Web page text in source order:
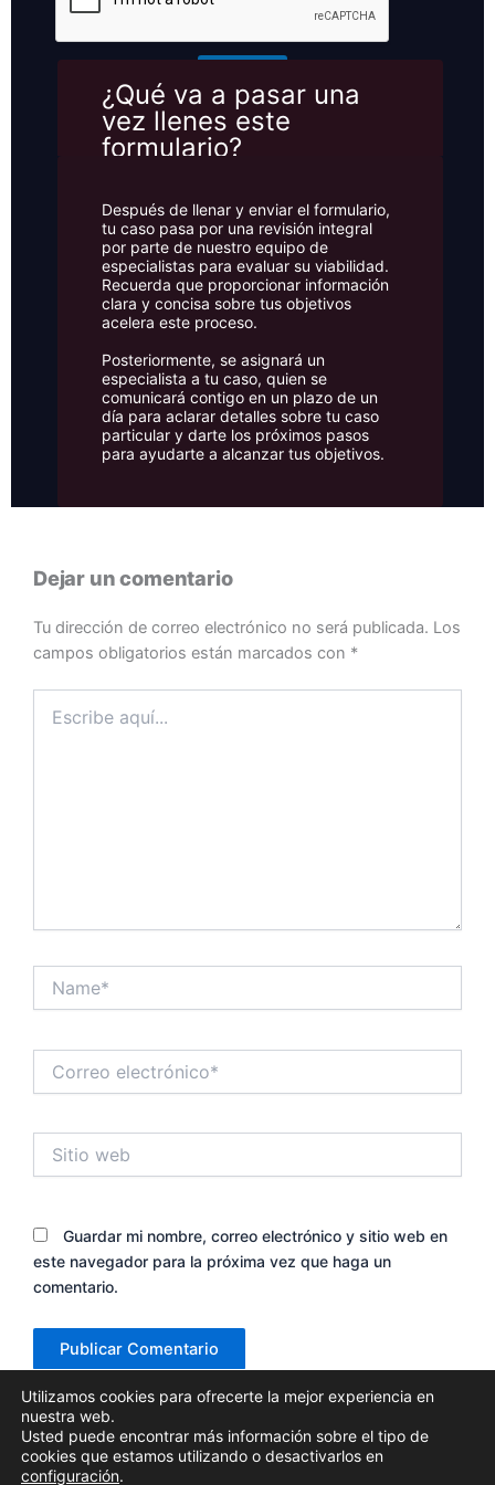
M
e
e
¿Qué va a pasar una
vez llenes este
formulario?
Después de llenar y enviar el formulario,
tu caso pasa por una revisión integral
por parte de nuestro equipo de
especialistas para evaluar su viabilidad.
Recuerda que proporcionar información
clara y concisa sobre tus objetivos
acelera este proceso.
Posteriormente, se asignará un
especialista a tu caso, quien se
comunicará contigo en un plazo de un
día para aclarar detalles sobre tu caso
particular y darte los próximos pasos
para ayudarte a alcanzar tus objetivos.
Dejar un comentario
Tu dirección de correo electrónico no será publicada. Los
campos obligatorios están marcados con *
aquí...
electrónico*
web
Guardar mi nombre, correo electrónico y sitio web en
este navegador para la próxima vez que haga un
comentario.
Utilizamos cookies para ofrecerte la mejor experiencia en
nuestra web.
Usted puede encontrar más información sobre el tipo de
cookies que estamos utilizando o desactivarlos en
configuración.